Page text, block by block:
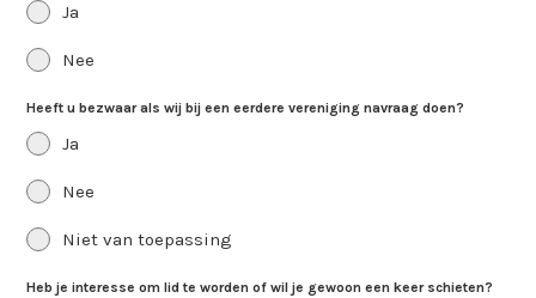
Ja
Nee
Heeft u bezwaar als wij bij een eerdere vereniging navraag doen?
Ja
Nee
Niet van toepassing
Heb je interesse om lid te worden of wil je gewoon een keer schieten?